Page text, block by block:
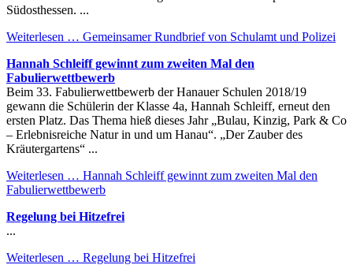
Südosthessen. ...
Weiterlesen … Gemeinsamer Rundbrief von Schulamt und Polizei
Hannah Schleiff gewinnt zum zweiten Mal den
Fabulierwettbewerb
Beim 33. Fabulierwettbewerb der Hanauer Schulen 2018/19
gewann die Schülerin der Klasse 4a, Hannah Schleiff, erneut den
ersten Platz. Das Thema hieß dieses Jahr „Bulau, Kinzig, Park & Co
– Erlebnisreiche Natur in und um Hanau“. „Der Zauber des
Kräutergartens“ ...
Weiterlesen … Hannah Schleiff gewinnt zum zweiten Mal den
Fabulierwettbewerb
Regelung bei Hitzefrei
...
Weiterlesen … Regelung bei Hitzefrei